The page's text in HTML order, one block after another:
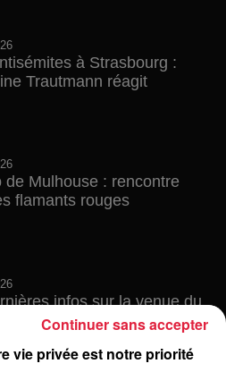
à Strasbourg :
Trautmann réagit
de Mulhouse : rencontre
flamants rouges
infos sur la venue du
Metz en septembre
vie privée est notre priorité
Continuer sans accepter